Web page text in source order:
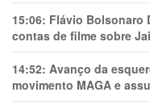
15:06: Flávio Bolsonaro
contas de filme sobre
14:52: Avanço da
movimento MAGA e